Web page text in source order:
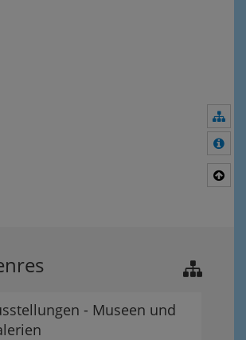
- Museen und